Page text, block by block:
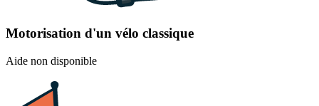
Motorisation d'un vélo classique
Aide non disponible